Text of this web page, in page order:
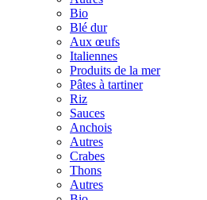
Bio
Blé dur
Aux œufs
Italiennes
Produits de la mer
Pâtes à tartiner
Riz
Sauces
Anchois
Autres
Crabes
Thons
Autres